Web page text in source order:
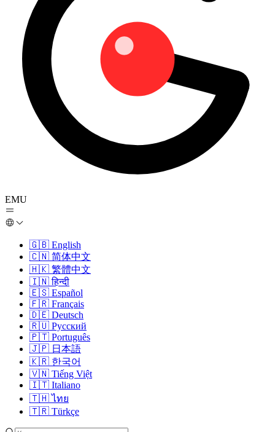
EMU
🇬🇧 English
🇨🇳 简体中文
🇭🇰 繁體中文
🇮🇳 हिन्दी
🇪🇸 Español
🇫🇷 Français
🇩🇪 Deutsch
🇷🇺 Русский
🇵🇹 Português
🇯🇵 日本語
🇰🇷 한국어
🇻🇳 Tiếng Việt
🇮🇹 Italiano
🇹🇭 ไทย
🇹🇷 Türkçe